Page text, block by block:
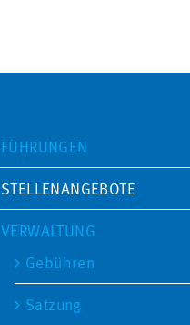
FÜHRUNGEN
STELLENANGEBOTE
VERWALTUNG
Gebühren
Satzung